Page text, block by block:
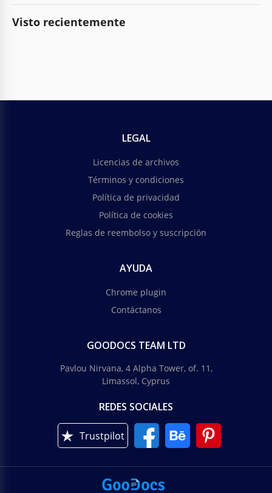
Visto recientemente
LEGAL
Licencias de archivos
Términos y condiciones
Política de privacidad
Política de cookies
Reglas de reembolso y suscripción
AYUDA
Chrome plugin
Contáctanos
GOODOCS TEAM LTD
Pavlou Nirvana, 4 Alpha Tower, of. 11,
Limassol, Cyprus
REDES SOCIALES
Trustpilot